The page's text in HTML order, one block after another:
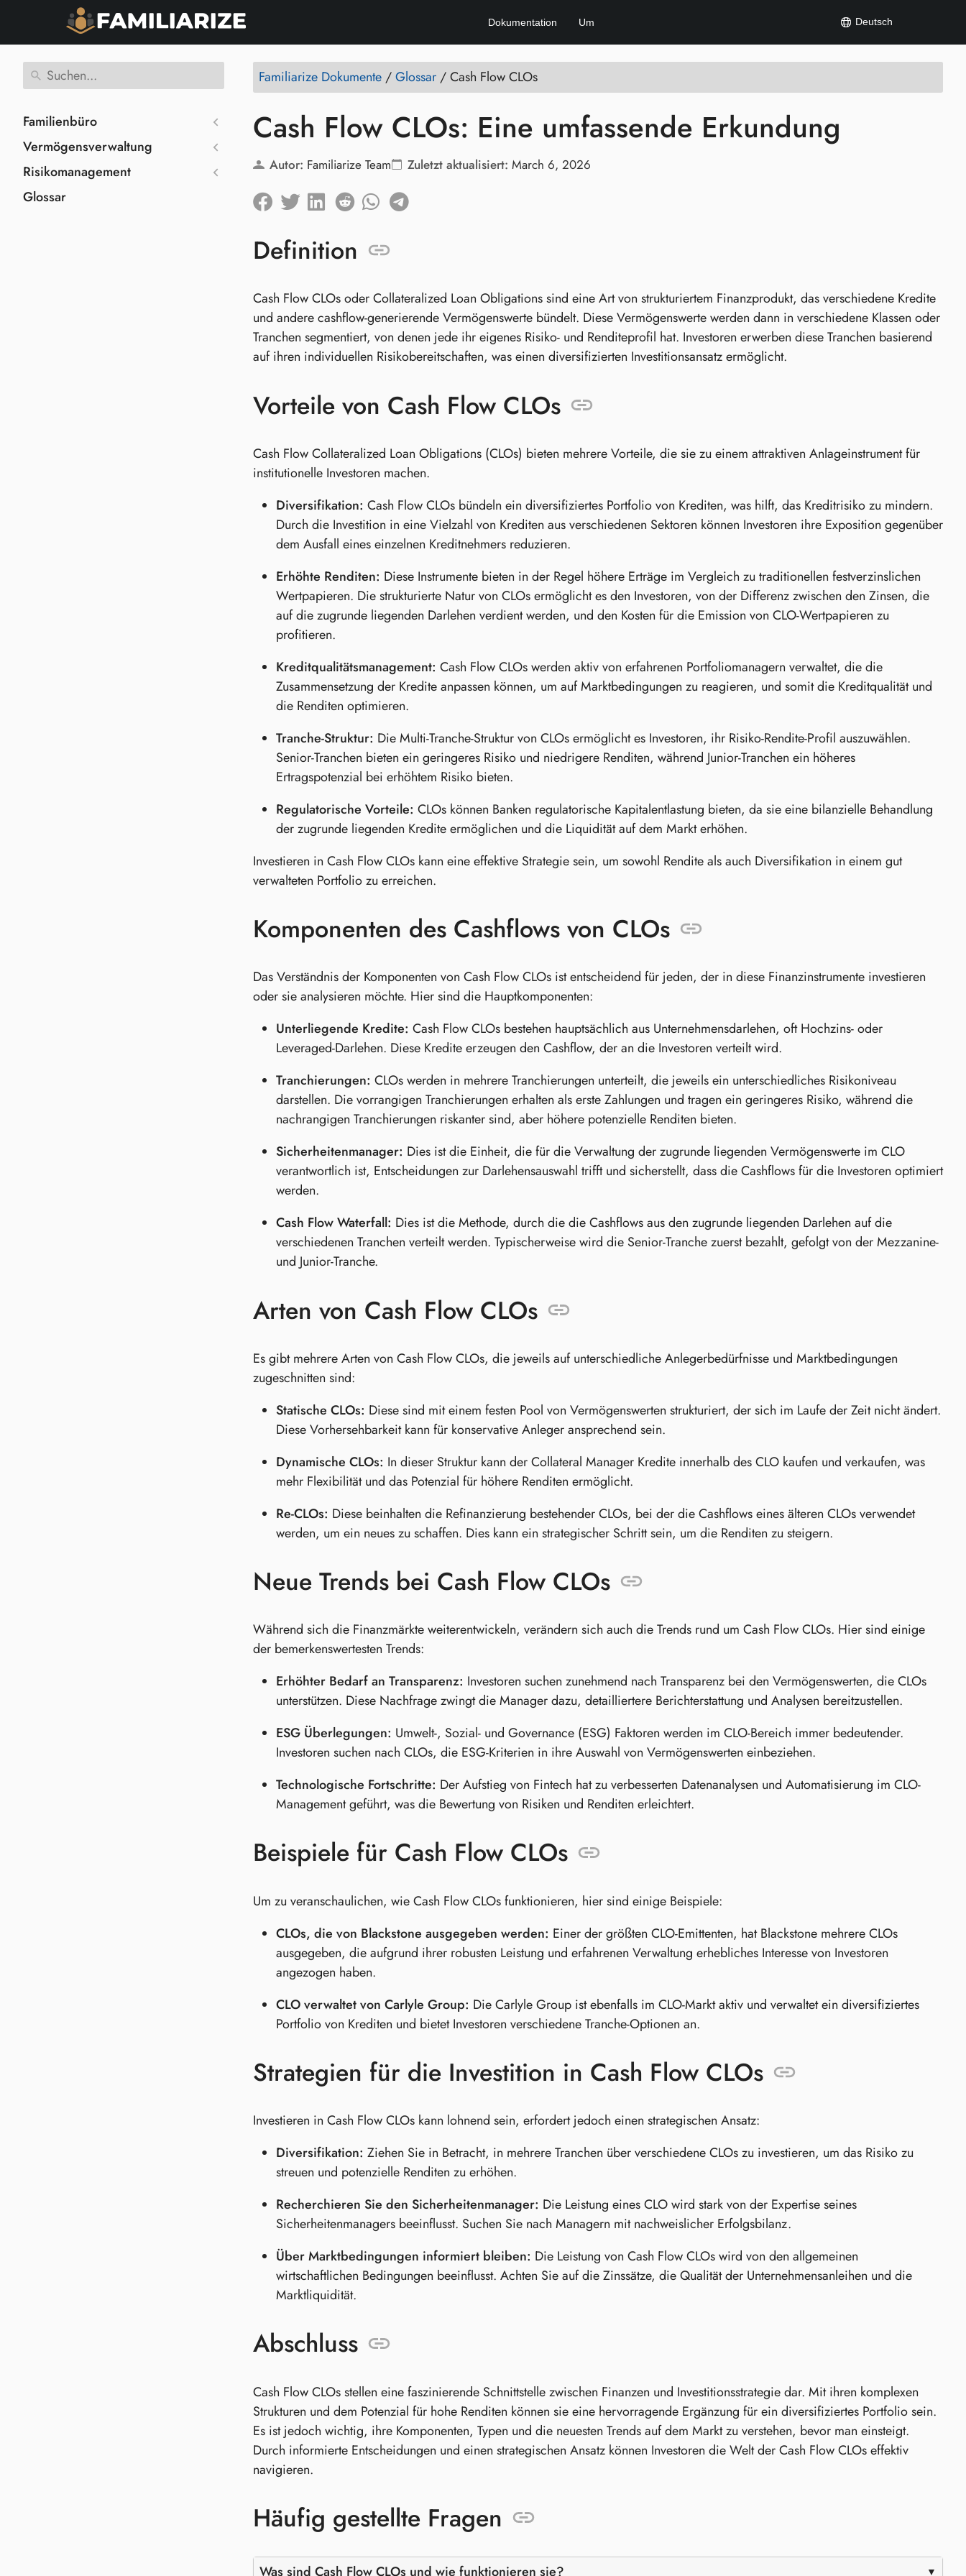
Dokumentation Um Deutsch
Familienbüro
Vermögensverwaltung
Risikomanagement
Glossar
Familiarize Dokumente /Glossar /Cash Flow CLOs
Cash Flow CLOs: Eine umfassende Erkundung
Autor: Familiarize Team Zuletzt aktualisiert: March 6, 2026
Definition
Cash Flow CLOs oder Collateralized Loan Obligations sind eine Art von strukturiertem Finanzprodukt, das verschiedene Kredite
und andere cashflow-generierende Vermögenswerte bündelt. Diese Vermögenswerte werden dann in verschiedene Klassen oder
Tranchen segmentiert, von denen jede ihr eigenes Risiko- und Renditeprofil hat. Investoren erwerben diese Tranchen basierend
auf ihren individuellen Risikobereitschaften, was einen diversifizierten Investitionsansatz ermöglicht.
Vorteile von Cash Flow CLOs
Cash Flow Collateralized Loan Obligations (CLOs) bieten mehrere Vorteile, die sie zu einem attraktiven Anlageinstrument für
institutionelle Investoren machen.
Diversifikation: Cash Flow CLOs bündeln ein diversifiziertes Portfolio von Krediten, was hilft, das Kreditrisiko zu mindern.
Durch die Investition in eine Vielzahl von Krediten aus verschiedenen Sektoren können Investoren ihre Exposition gegenüber
dem Ausfall eines einzelnen Kreditnehmers reduzieren.
Erhöhte Renditen: Diese Instrumente bieten in der Regel höhere Erträge im Vergleich zu traditionellen festverzinslichen
Wertpapieren. Die strukturierte Natur von CLOs ermöglicht es den Investoren, von der Differenz zwischen den Zinsen, die
auf die zugrunde liegenden Darlehen verdient werden, und den Kosten für die Emission von CLO-Wertpapieren zu
profitieren.
Kreditqualitätsmanagement: Cash Flow CLOs werden aktiv von erfahrenen Portfoliomanagern verwaltet, die die
Zusammensetzung der Kredite anpassen können, um auf Marktbedingungen zu reagieren, und somit die Kreditqualität und
die Renditen optimieren.
Tranche-Struktur: Die Multi-Tranche-Struktur von CLOs ermöglicht es Investoren, ihr Risiko-Rendite-Profil auszuwählen.
Senior-Tranchen bieten ein geringeres Risiko und niedrigere Renditen, während Junior-Tranchen ein höheres
Ertragspotenzial bei erhöhtem Risiko bieten.
Regulatorische Vorteile: CLOs können Banken regulatorische Kapitalentlastung bieten, da sie eine bilanzielle Behandlung
der zugrunde liegenden Kredite ermöglichen und die Liquidität auf dem Markt erhöhen.
Investieren in Cash Flow CLOs kann eine effektive Strategie sein, um sowohl Rendite als auch Diversifikation in einem gut
verwalteten Portfolio zu erreichen.
Komponenten des Cashflows von CLOs
Das Verständnis der Komponenten von Cash Flow CLOs ist entscheidend für jeden, der in diese Finanzinstrumente investieren
oder sie analysieren möchte. Hier sind die Hauptkomponenten:
Unterliegende Kredite: Cash Flow CLOs bestehen hauptsächlich aus Unternehmensdarlehen, oft Hochzins- oder
Leveraged-Darlehen. Diese Kredite erzeugen den Cashflow, der an die Investoren verteilt wird.
Tranchierungen: CLOs werden in mehrere Tranchierungen unterteilt, die jeweils ein unterschiedliches Risikoniveau
darstellen. Die vorrangigen Tranchierungen erhalten als erste Zahlungen und tragen ein geringeres Risiko, während die
nachrangigen Tranchierungen riskanter sind, aber höhere potenzielle Renditen bieten.
Sicherheitenmanager: Dies ist die Einheit, die für die Verwaltung der zugrunde liegenden Vermögenswerte im CLO
verantwortlich ist, Entscheidungen zur Darlehensauswahl trifft und sicherstellt, dass die Cashflows für die Investoren optimiert
werden.
Cash Flow Waterfall: Dies ist die Methode, durch die die Cashflows aus den zugrunde liegenden Darlehen auf die
verschiedenen Tranchen verteilt werden. Typischerweise wird die Senior-Tranche zuerst bezahlt, gefolgt von der Mezzanine-
und Junior-Tranche.
Arten von Cash Flow CLOs
Es gibt mehrere Arten von Cash Flow CLOs, die jeweils auf unterschiedliche Anlegerbedürfnisse und Marktbedingungen
zugeschnitten sind:
Statische CLOs: Diese sind mit einem festen Pool von Vermögenswerten strukturiert, der sich im Laufe der Zeit nicht ändert.
Diese Vorhersehbarkeit kann für konservative Anleger ansprechend sein.
Dynamische CLOs: In dieser Struktur kann der Collateral Manager Kredite innerhalb des CLO kaufen und verkaufen, was
mehr Flexibilität und das Potenzial für höhere Renditen ermöglicht.
Re-CLOs: Diese beinhalten die Refinanzierung bestehender CLOs, bei der die Cashflows eines älteren CLOs verwendet
werden, um ein neues zu schaffen. Dies kann ein strategischer Schritt sein, um die Renditen zu steigern.
Neue Trends bei Cash Flow CLOs
Während sich die Finanzmärkte weiterentwickeln, verändern sich auch die Trends rund um Cash Flow CLOs. Hier sind einige
der bemerkenswertesten Trends:
Erhöhter Bedarf an Transparenz: Investoren suchen zunehmend nach Transparenz bei den Vermögenswerten, die CLOs
unterstützen. Diese Nachfrage zwingt die Manager dazu, detailliertere Berichterstattung und Analysen bereitzustellen.
ESG Überlegungen: Umwelt-, Sozial- und Governance (ESG) Faktoren werden im CLO-Bereich immer bedeutender.
Investoren suchen nach CLOs, die ESG-Kriterien in ihre Auswahl von Vermögenswerten einbeziehen.
Technologische Fortschritte: Der Aufstieg von Fintech hat zu verbesserten Datenanalysen und Automatisierung im CLO-
Management geführt, was die Bewertung von Risiken und Renditen erleichtert.
Beispiele für Cash Flow CLOs
Um zu veranschaulichen, wie Cash Flow CLOs funktionieren, hier sind einige Beispiele:
CLOs, die von Blackstone ausgegeben werden: Einer der größten CLO-Emittenten, hat Blackstone mehrere CLOs
ausgegeben, die aufgrund ihrer robusten Leistung und erfahrenen Verwaltung erhebliches Interesse von Investoren
angezogen haben.
CLO verwaltet von Carlyle Group: Die Carlyle Group ist ebenfalls im CLO-Markt aktiv und verwaltet ein diversifiziertes
Portfolio von Krediten und bietet Investoren verschiedene Tranche-Optionen an.
Strategien für die Investition in Cash Flow CLOs
Investieren in Cash Flow CLOs kann lohnend sein, erfordert jedoch einen strategischen Ansatz:
Diversifikation: Ziehen Sie in Betracht, in mehrere Tranchen über verschiedene CLOs zu investieren, um das Risiko zu
streuen und potenzielle Renditen zu erhöhen.
Recherchieren Sie den Sicherheitenmanager: Die Leistung eines CLO wird stark von der Expertise seines
Sicherheitenmanagers beeinflusst. Suchen Sie nach Managern mit nachweislicher Erfolgsbilanz.
Über Marktbedingungen informiert bleiben: Die Leistung von Cash Flow CLOs wird von den allgemeinen
wirtschaftlichen Bedingungen beeinflusst. Achten Sie auf die Zinssätze, die Qualität der Unternehmensanleihen und die
Marktliquidität.
Abschluss
Cash Flow CLOs stellen eine faszinierende Schnittstelle zwischen Finanzen und Investitionsstrategie dar. Mit ihren komplexen
Strukturen und dem Potenzial für hohe Renditen können sie eine hervorragende Ergänzung für ein diversifiziertes Portfolio sein.
Es ist jedoch wichtig, ihre Komponenten, Typen und die neuesten Trends auf dem Markt zu verstehen, bevor man einsteigt.
Durch informierte Entscheidungen und einen strategischen Ansatz können Investoren die Welt der Cash Flow CLOs effektiv
navigieren.
Häufig gestellte Fragen
Was sind Cash Flow CLOs und wie funktionieren sie?